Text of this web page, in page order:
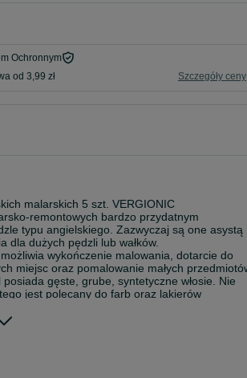
Ochronnym
od 3,99 zł Szczegóły ceny
malarskich 5 szt. VERGIONIC
remontowych bardzo przydatnym
typu angielskiego. Zazwyczaj są one asystą
dla dużych pędzli lub wałków.
wykończenie malowania, dotarcie do
miejsc oraz pomalowanie małych
gęste, grube, syntetyczne włosie. Nie
jest polecany do farb oraz lakierów
bez pozostawiania smug oraz zachlapań.
1,5" / 38,1 mm